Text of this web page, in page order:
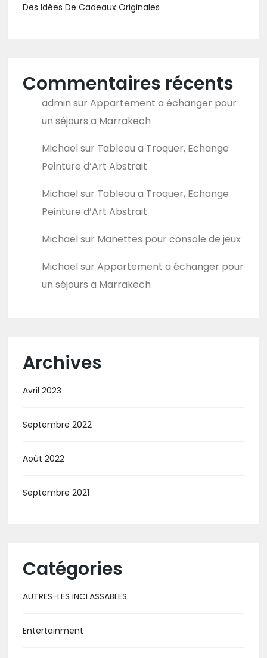
Des Idées De Cadeaux Originales
Commentaires récents
admin sur Appartement a échanger pour
un séjours a Marrakech
Michael sur Tableau a Troquer, Echange
Peinture d’Art Abstrait
Michael sur Tableau a Troquer, Echange
Peinture d’Art Abstrait
Michael sur Manettes pour console de jeux
Michael sur Appartement a échanger pour
un séjours a Marrakech
Archives
Avril 2023
Septembre 2022
Août 2022
Septembre 2021
Catégories
AUTRES-LES INCLASSABLES
Entertainment